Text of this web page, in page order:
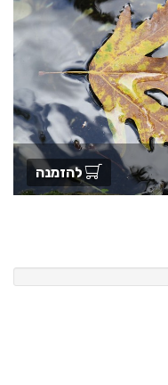
להזמנה